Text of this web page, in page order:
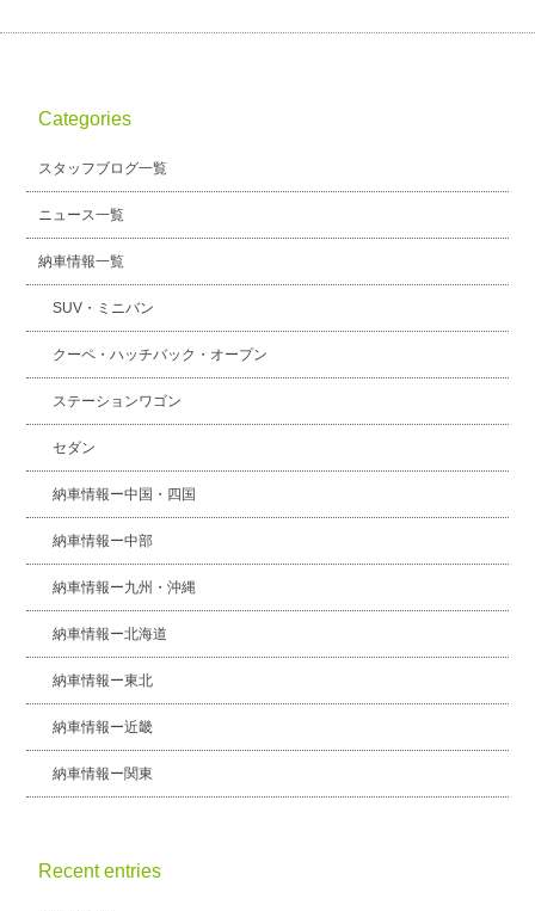
スタッフブログ
Categories
スタッフブログ一覧
ニュース一覧
納車情報一覧
SUV・ミニバン
クーペ・ハッチバック・オープン
ステーションワゴン
セダン
納車情報ー中国・四国
納車情報ー中部
納車情報ー九州・沖縄
納車情報ー北海道
納車情報ー東北
納車情報ー近畿
納車情報ー関東
Recent entries